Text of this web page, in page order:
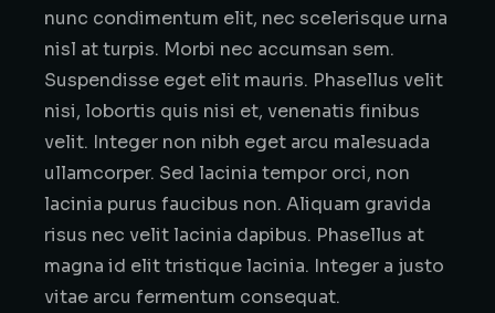
nunc condimentum elit, nec scelerisque urna
nisl at turpis. Morbi nec accumsan sem.
Suspendisse eget elit mauris. Phasellus velit
nisi, lobortis quis nisi et, venenatis finibus
velit. Integer non nibh eget arcu malesuada
ullamcorper. Sed lacinia tempor orci, non
lacinia purus faucibus non. Aliquam gravida
risus nec velit lacinia dapibus. Phasellus at
magna id elit tristique lacinia. Integer a justo
vitae arcu fermentum consequat.